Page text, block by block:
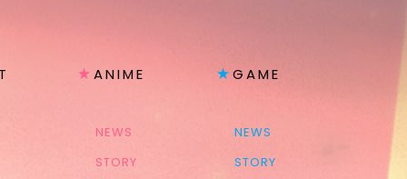
ANIME
NEWS
STORY
GAME
NEWS
STORY